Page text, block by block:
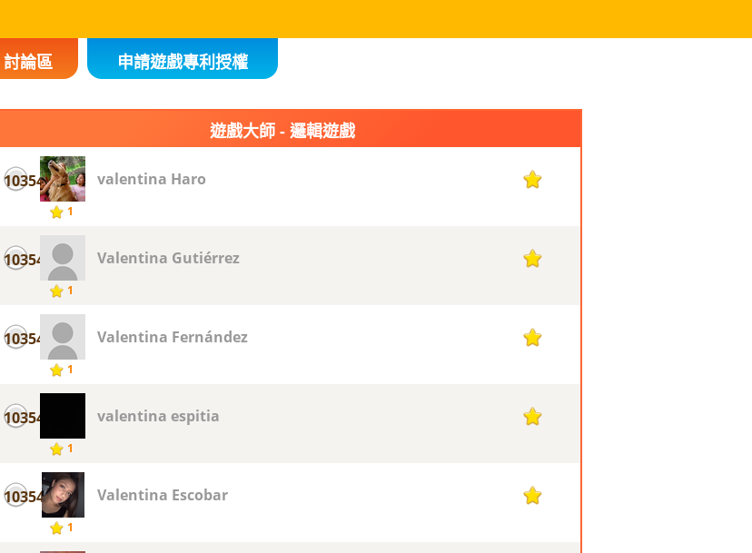
討論區 申請遊戲專利授權
遊戲大師 - 邏輯遊戲
10354
1
valentina Haro 1
10354
1
Valentina Gutiérrez 1
10354
1
Valentina Fernández 1
10354
1
valentina espitia 1
10354
1
Valentina Escobar 1